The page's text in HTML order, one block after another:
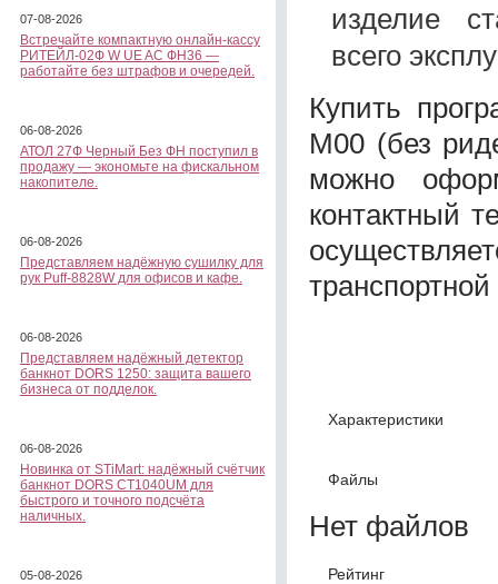
07-08-2026
Встречайте компактную онлайн-кассу
РИТЕЙЛ-02Ф W UE AC ФН36 —
работайте без штрафов и очередей.
06-08-2026
АТОЛ 27Ф Черный Без ФН поступил в
продажу — экономьте на фискальном
накопителе.
06-08-2026
Представляем надёжную сушилку для
рук Puff-8828W для офисов и кафе.
06-08-2026
Представляем надёжный детектор
банкнот DORS 1250: защита вашего
бизнеса от подделок.
06-08-2026
Новинка от STiMart: надёжный счётчик
банкнот DORS CT1040UM для
быстрого и точного подсчёта
наличных.
05-08-2026
изделие
всего
Купить
M00 (без
можно
контактный
Характеристики
Файлы
Нет файлов
Рейтинг